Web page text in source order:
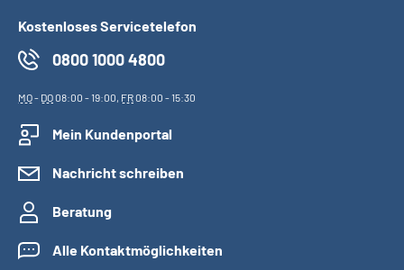
Kostenloses Servicetelefon
0800 1000 4800
MO- DO08:00 - 19:00, FR08:00 - 15:30
Mein Kundenportal
Nachricht schreiben
Beratung
Alle Kontaktmöglichkeiten